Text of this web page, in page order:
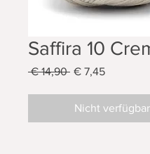
Saffira 10
€ 14,90 Standardpreis
€ 7,45Sale-
Nicht verfügbar